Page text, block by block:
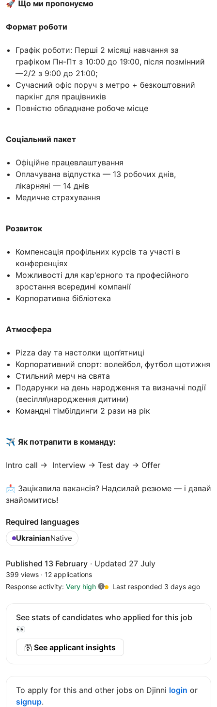
🚀 Що ми пропонуємо
Формат роботи
Графік роботи: Перші 2 місяці навчання за
графіком Пн-Пт з 10:00 до 19:00, після позмінний
—2/2 з 9:00 до 21:00;
Сучасний офіс поруч з метро + безкоштовний
паркінг для працівників
Повністю обладнане робоче місце
Соціальний пакет
Офіційне працевлаштування
Оплачувана відпустка — 13 робочих днів,
лікарняні — 14 днів
Медичне страхування
Розвиток
Компенсація профільних курсів та участі в
конференціях
Можливості для кар'єрного та професійного
зростання всередині компанії
Корпоративна бібліотека
Атмосфера
Pizza day та настолки щоп’ятниці
Корпоративний спорт: волейбол, футбол щотижня
Стильний мерч на свята
Подарунки на день народження та визначні події
(весілля\народження дитини)
Командні тімбілдинги 2 рази на рік
✈️ Як потрапити в команду:
Intro call → Interview → Test day → Offer
📩 Зацікавила вакансія? Надсилай резюме — і давай
знайомитись!
Required languages
UkrainianNative
Published 13 February · Updated 27 July
399 views · 12 applications
Response activity: Very high Last responded 3 days ago
See stats of candidates who applied for this job
👀
See applicant insights
To apply for this and other jobs on Djinni login or
signup.